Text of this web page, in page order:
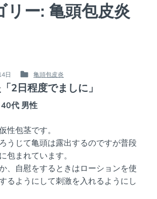
リー: 亀頭包皮炎
日
POSTED
IN
亀頭包皮炎
2日程度でましに」
代 男性
性包茎です。
うじて亀頭は露出するのですが普段
包まれています。
、自慰をするときはローションを使
るようにして刺激を入れるようにし